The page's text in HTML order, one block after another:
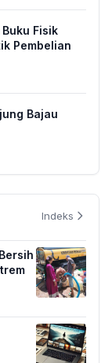
Fisik
Pembelian
Bajau
Indeks